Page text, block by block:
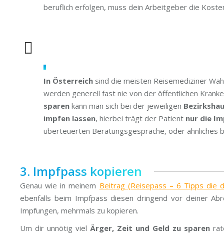
beruflich erfolgen, muss dein Arbeitgeber die
In Österreich sind die meisten Reisemediziner
werden generell fast nie von der öffentlichen
sparen kann man sich bei der jeweiligen
impfen lassen, hierbei trägt der Patient nur die
überteuerten Beratungsgespräche, oder ähnliches
3. Impfpass kopieren
Genau wie in meinem Beitrag (Reisepass – 6 Tipps die
ebenfalls beim Impfpass diesen dringend vor deiner
Impfungen, mehrmals zu kopieren.
Um dir unnötig viel Ärger, Zeit und Geld zu sparen